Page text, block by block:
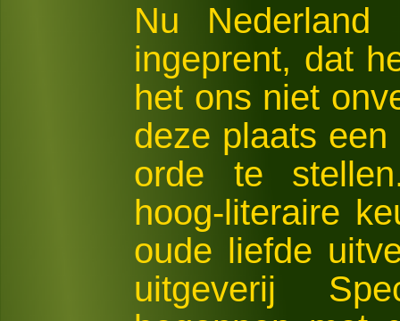
Nu Nederland
ingeprent, dat
het ons niet
deze plaats
orde te
hoog-literaire
oude liefde
uitgeverij